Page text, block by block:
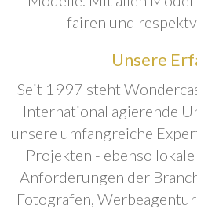
fairen und
Unsere
Seit 1997 steht
International agierende
unsere umfangreiche
Projekten - ebenso
Anforderungen der
Fotografen,